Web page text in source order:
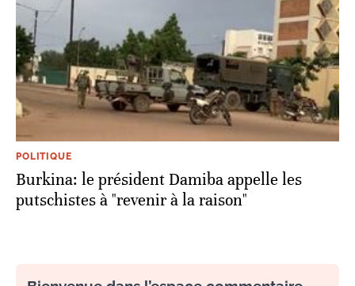
POLITIQUE
Burkina: le président Damiba appelle les
putschistes à "revenir à la raison"